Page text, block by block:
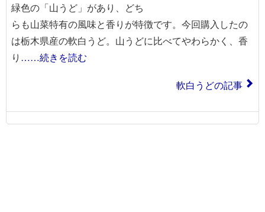
緑色の「山うど」があり、どち
らも山菜特有の風味と香りが特徴です。今回購入したの
は栃木県産の軟白うど。山うどに比べてやわらかく、香
り ……続きを読む
軟白うどの記事